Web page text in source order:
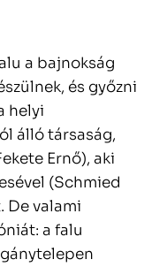
a bajnokság
és győzni
helyi
álló társaság,
Ernő), aki
(Schmied
De valami
a falu